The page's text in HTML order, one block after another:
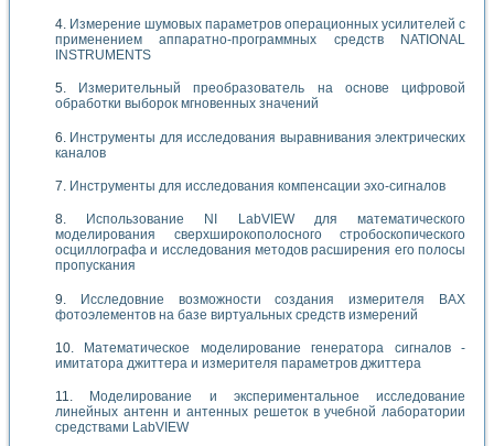
Измерение шумовых параметров операционных усилителей с
применением аппаратно-программных средств NATIONAL
INSTRUMENTS
Измерительный преобразователь на основе цифровой
обработки выборок мгновенных значений
Инструменты для исследования выравнивания электрических
каналов
Инструменты для исследования компенсации эхо-сигналов
Использование NI LabVIEW для математического
моделирования сверхширокополосного стробоскопического
осциллографа и исследования методов расширения его полосы
пропускания
Исследовние возможности создания измерителя ВАХ
фотоэлементов на базе виртуальных средств измерений
Математическое моделирование генератора сигналов -
имитатора джиттера и измерителя параметров джиттера
Моделирование и экспериментальное исследование
линейных антенн и антенных решеток в учебной лаборатории
средствами LabVIEW